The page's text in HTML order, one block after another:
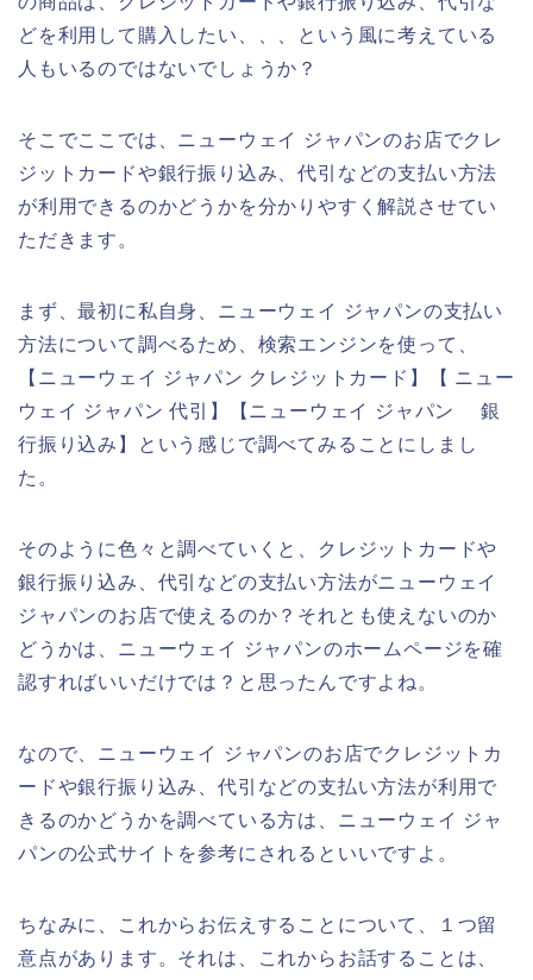
どを利用して購入したい、、、という風に考えている
人もいるのではないでしょうか？
そこでここでは、ニューウェイ ジャパンのお店でクレ
ジットカードや銀行振り込み、代引などの支払い方法
が利用できるのかどうかを分かりやすく解説させてい
ただきます。
まず、最初に私自身、ニューウェイ ジャパンの支払い
方法について調べるため、検索エンジンを使って、
【ニューウェイ ジャパン クレジットカード】【 ニュー
ウェイ ジャパン 代引】【ニューウェイ ジャパン 銀
行振り込み】という感じで調べてみることにしまし
た。
そのように色々と調べていくと、クレジットカードや
銀行振り込み、代引などの支払い方法がニューウェイ
ジャパンのお店で使えるのか？それとも使えないのか
どうかは、ニューウェイ ジャパンのホームページを確
認すればいいだけでは？と思ったんですよね。
なので、ニューウェイ ジャパンのお店でクレジットカ
ードや銀行振り込み、代引などの支払い方法が利用で
きるのかどうかを調べている方は、ニューウェイ ジャ
パンの公式サイトを参考にされるといいですよ。
ちなみに、これからお伝えすることについて、１つ留
意点があります。それは、これからお話することは、